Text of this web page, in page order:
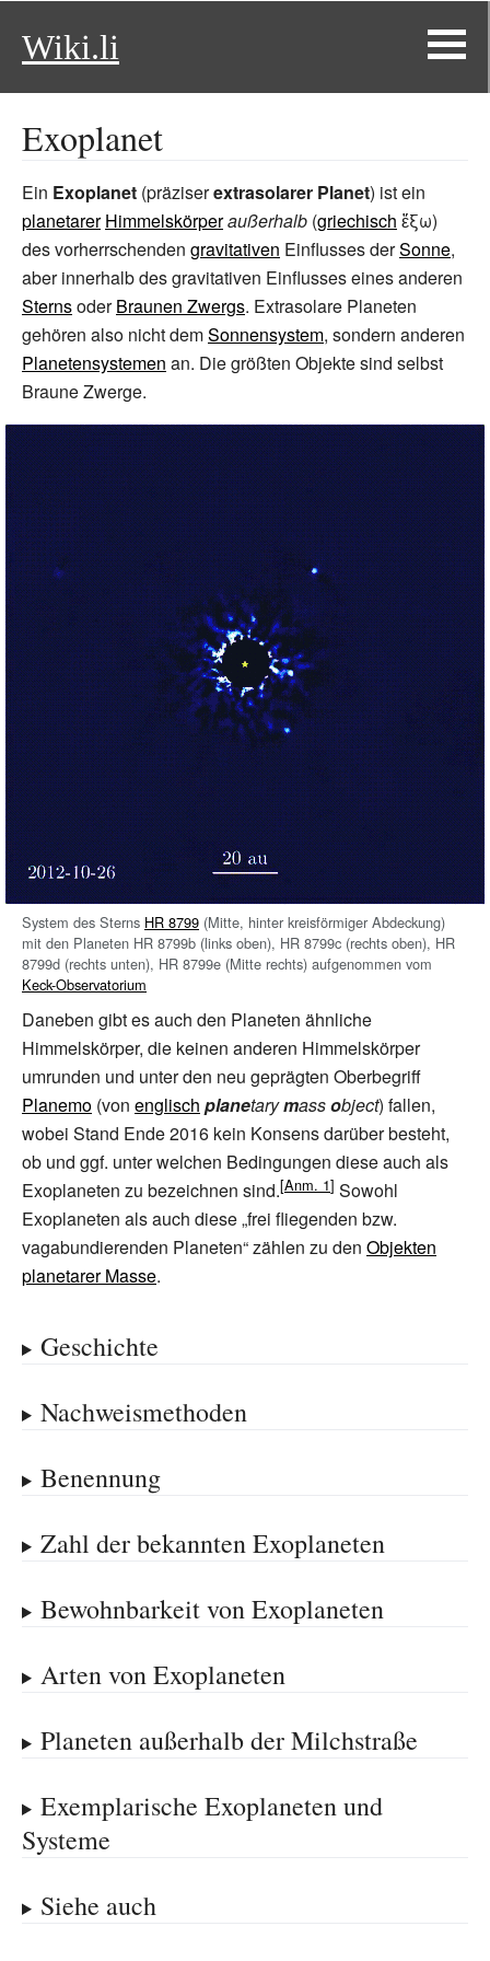
Wiki.li
Exoplanet
Ein Exoplanet (präziserextrasolarer Planet) ist ein
planetarer Himmelskörperaußerhalb (griechisch ἔξω)
des vorherrschenden gravitativen Einflusses derSonne,
aber innerhalb des gravitativen Einflusses eines anderen
SternsoderBraunen Zwergs. Extrasolare Planeten
gehören also nicht demSonnensystem, sondern anderen
Planetensystemen an. Die größten Objekte sind selbst
Braune Zwerge.
System des Sterns HR 8799 (Mitte, hinter kreisförmiger Abdeckung)
mit den Planeten HR 8799b (links oben), HR 8799c (rechts oben), HR
8799d (rechts unten), HR 8799e (Mitte rechts) aufgenommen vom
Keck-Observatorium
Daneben gibt es auch den Planeten ähnliche
Himmelskörper, die keinen anderen Himmelskörper
umrunden und unter den neu geprägten Oberbegriff
Planemo (von englisch planetarymassobject) fallen,
wobei Stand Ende 2016 kein Konsens darüber besteht,
ob und ggf. unter welchen Bedingungen diese auch als
Exoplaneten zu bezeichnen sind.
Sowohl
Exoplaneten als auch diese „frei fliegenden bzw.
vagabundierenden Planeten“ zählen zu den Objekten
planetarer Masse.
Geschichte
Nachweismethoden
Benennung
Zahl der bekannten Exoplaneten
Bewohnbarkeit von Exoplaneten
Arten von Exoplaneten
Planeten außerhalb der Milchstraße
Exemplarische Exoplaneten und
Systeme
Siehe auch